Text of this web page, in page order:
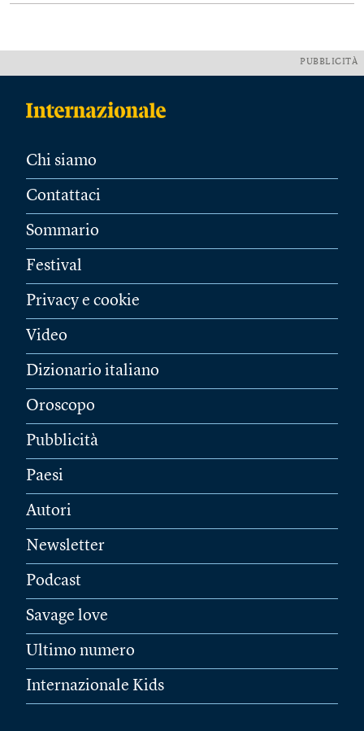
PUBBLICITÀ
Chi siamo
Contattaci
Sommario
Festival
Privacy e cookie
Video
Dizionario italiano
Oroscopo
Pubblicità
Paesi
Autori
Newsletter
Podcast
Savage love
Ultimo numero
Internazionale Kids